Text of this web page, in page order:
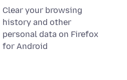
Clear your browsing
history and other
personal data on Firefox
for Android